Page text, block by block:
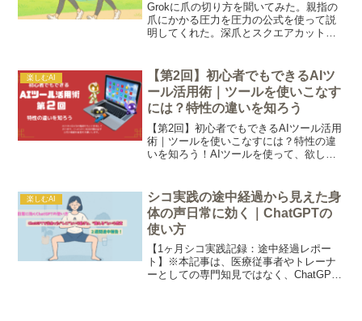
Grokに爪の切り方を聞いてみた。親指の
爪にかかる圧力を圧力の公式を使って説
明してくれた。深爪とスクエアカット爪
楽しむAI
【第2回】初心者でもできるAIツ
ール活用術｜ツールを使いこなす
には？特性の違いを知ろう
【第2回】初心者でもできるAIツール活用
術｜ツールを使いこなすには？特性の違
いを知ろう！AIツールを使って、欲しい
プト（AIへの質問の仕方）の工夫を、初
心者の方にもわかりやすくお伝えしてい
きます。
楽しむAI
シコ実践の途中経過から見えた身
体の声日常に効く｜ChatGPTの
使い方
【1ヶ月シコ実践記録：途中経過レポー
ト】※本記事は、医療従事者やトレーナ
ーとしての専門知見ではなく、ChatGPT